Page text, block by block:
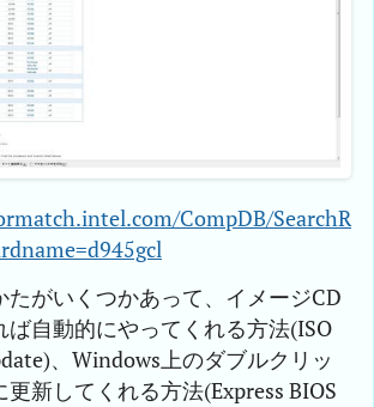
CompDB/SearchR
たがいくつかあって、イメージCD
ば自動的にやってくれる方法(ISO
、Windows上のダブルクリッ
新してくれる方法(Express BIOS